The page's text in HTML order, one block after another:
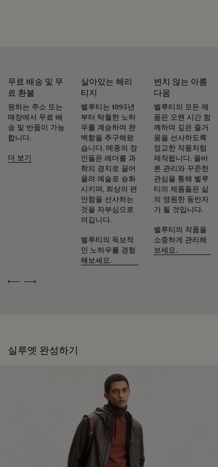
Previous
Next
무료 배송 및 무
료 환불
원하는 주소 또는
매장에서 무료 배
송 및 반품이 가능
합니다.
더 보기
살아있는 헤리
티지
벨루티는 1895년
부터 탁월한 노하
우를 계승하며 완
벽함을 추구해왔
습니다. 메종의 장
인들은 레더를 과
학의 경지로 끌어
올려 예술로 승화
시키며, 최상의 편
안함을 선사하는
것을 자부심으로
여깁니다.
벨루티의 독보적
인 노하우를 경험
해보세요.
변치 않는 아름
다움
벨루티의 모든 제
품은 오랜 시간 함
께하며 깊은 즐거
움을 선사하도록
정교한 작품처럼
제작됩니다. 올바
른 관리와 꾸준한
관심을 통해 벨루
티의 제품들은 삶
의 영원한 동반자
가 될 것입니다.
벨루티의 작품을
소중하게 관리해
보세요.
실루엣 완성하기